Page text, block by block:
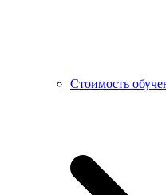
Стоимость